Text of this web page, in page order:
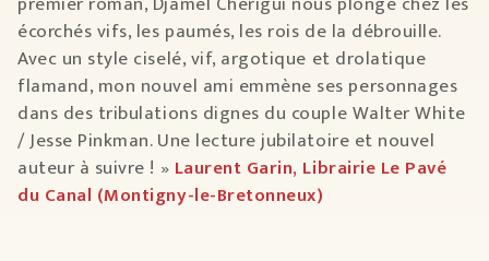
écorchés vifs, les paumés, les rois de la débrouille.
Avec un style ciselé, vif, argotique et drolatique
flamand, mon nouvel ami emmène ses personnages
dans des tribulations dignes du couple Walter White
/ Jesse Pinkman. Une lecture jubilatoire et nouvel
auteur à suivre ! » Laurent Garin, Librairie Le Pavé
du Canal (Montigny-le-Bretonneux)